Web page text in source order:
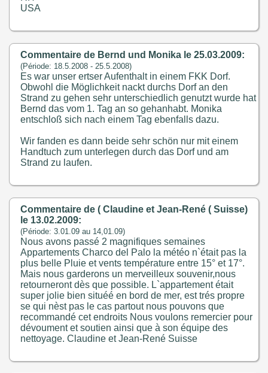
USA
Commentaire de Bernd und Monika le 25.03.2009:
(Période: 18.5.2008 - 25.5.2008)
Es war unser ertser Aufenthalt in einem FKK Dorf.
Obwohl die Möglichkeit nackt durchs Dorf an den
Strand zu gehen sehr unterschiedlich genutzt wurde hat
Bernd das vom 1. Tag an so gehanhabt. Monika
entschloß sich nach einem Tag ebenfalls dazu.
Wir fanden es dann beide sehr schön nur mit einem
Handtuch zum unterlegen durch das Dorf und am
Strand zu laufen.
Commentaire de ( Claudine et Jean-René ( Suisse)
le 13.02.2009:
(Période: 3.01.09 au 14,01.09)
Nous avons passé 2 magnifiques semaines
Appartements Charco del Palo la météo n`était pas la
plus belle Pluie et vents température entre 15° et 17°.
Mais nous garderons un merveilleux souvenir,nous
retourneront dès que possible. L`appartement était
super jolie bien situéé en bord de mer, est trés propre
se qui nèst pas le cas partout nous pouvons que
recommandé cet endroits Nous voulons remercier pour
dévoument et soutien ainsi que à son équipe des
nettoyage. Claudine et Jean-René Suisse